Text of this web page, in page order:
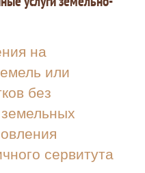
на
или
без
сервитута